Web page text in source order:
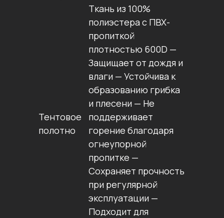
Тентовое
полотно
Ткань из 100%
полиэстера с ПВХ-
пропиткой
плотностью 600D —
Защищает от дождя и
влаги — Устойчива к
образованию грибка
и плесени — Не
поддерживает
горение благодаря
огнеупорной
пропитке —
Сохраняет прочность
при регулярной
эксплуатации —
Подходит для